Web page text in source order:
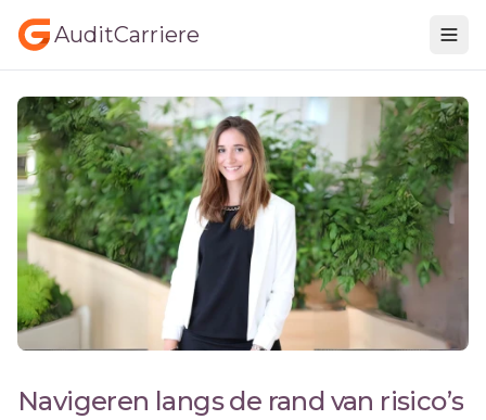
AuditCarriere
Navigeren langs de rand van risico’s